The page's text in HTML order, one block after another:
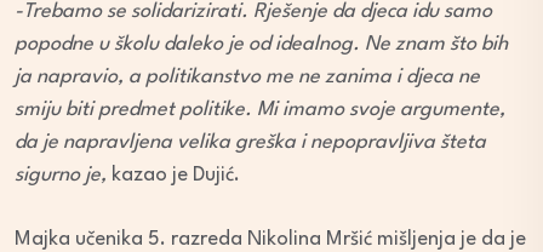
-Trebamo se solidarizirati. Rješenje da djeca idu samo
popodne u školu daleko je od idealnog. Ne znam što bih
ja napravio, a politikanstvo me ne zanima i djeca ne
smiju biti predmet politike. Mi imamo svoje argumente,
da je napravljena velika greška i nepopravljiva šteta
sigurno je, kazao je Dujić.
Majka učenika 5. razreda Nikolina Mršić mišljenja je da je